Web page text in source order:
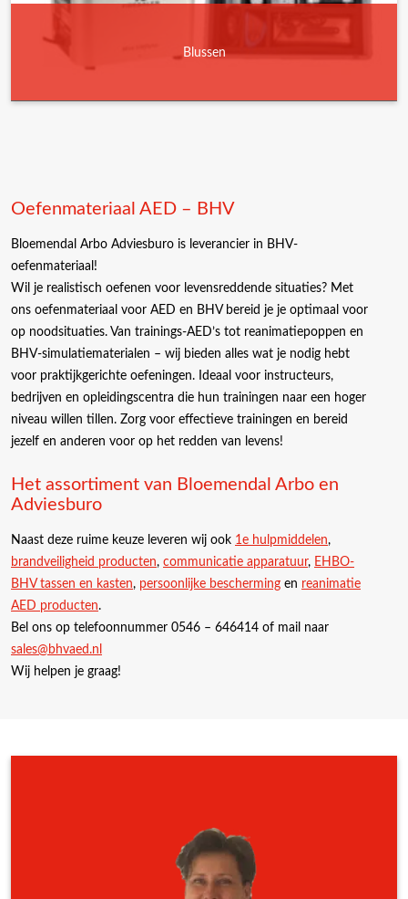
Blussen
Oefenmateriaal AED – BHV
Bloemendal Arbo Adviesburo is leverancier in BHV-
oefenmateriaal!
Wil je realistisch oefenen voor levensreddende situaties? Met
ons oefenmateriaal voor AED en BHV bereid je je optimaal voor
op noodsituaties. Van trainings-AED’s tot reanimatiepoppen en
BHV-simulatiematerialen – wij bieden alles wat je nodig hebt
voor praktijkgerichte oefeningen. Ideaal voor instructeurs,
bedrijven en opleidingscentra die hun trainingen naar een hoger
niveau willen tillen. Zorg voor effectieve trainingen en bereid
jezelf en anderen voor op het redden van levens!
Het assortiment van Bloemendal Arbo en
Adviesburo
Naast deze ruime keuze leveren wij ook 1e hulpmiddelen,
brandveiligheid producten, communicatie apparatuur, EHBO-
BHV tassen en kasten, persoonlijke bescherming en reanimatie
AED producten.
Bel ons op telefoonnummer 0546 – 646414 of mail naar
sales@bhvaed.nl
Wij helpen je graag!